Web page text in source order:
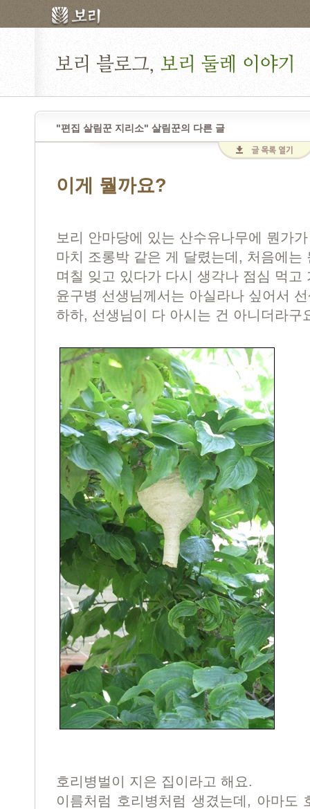
"편집 살림꾼 지리소" 살림꾼의 다른 글
이게 뭘까요?
보리 안마당에 있는 산수유나무에 뭔가
마치 조롱박 같은 게 달렸는데, 처음에는
며칠 잊고 있다가 다시 생각나 점심 먹고
윤구병 선생님께서는 아실라나 싶어서
하하, 선생님이 다 아시는 건 아니더라구
호리병벌이 지은 집이라고 해요.
이름처럼 호리병처럼 생겼는데, 아마도